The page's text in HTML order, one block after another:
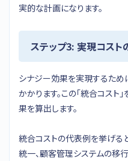
実的な計画になります。
ステップ3: 実現コスト
シナジー効果を実現するため
かかります。この「統合コスト
果を算出します。
統合コストの代表例を挙げる
統一、顧客管理システムの移